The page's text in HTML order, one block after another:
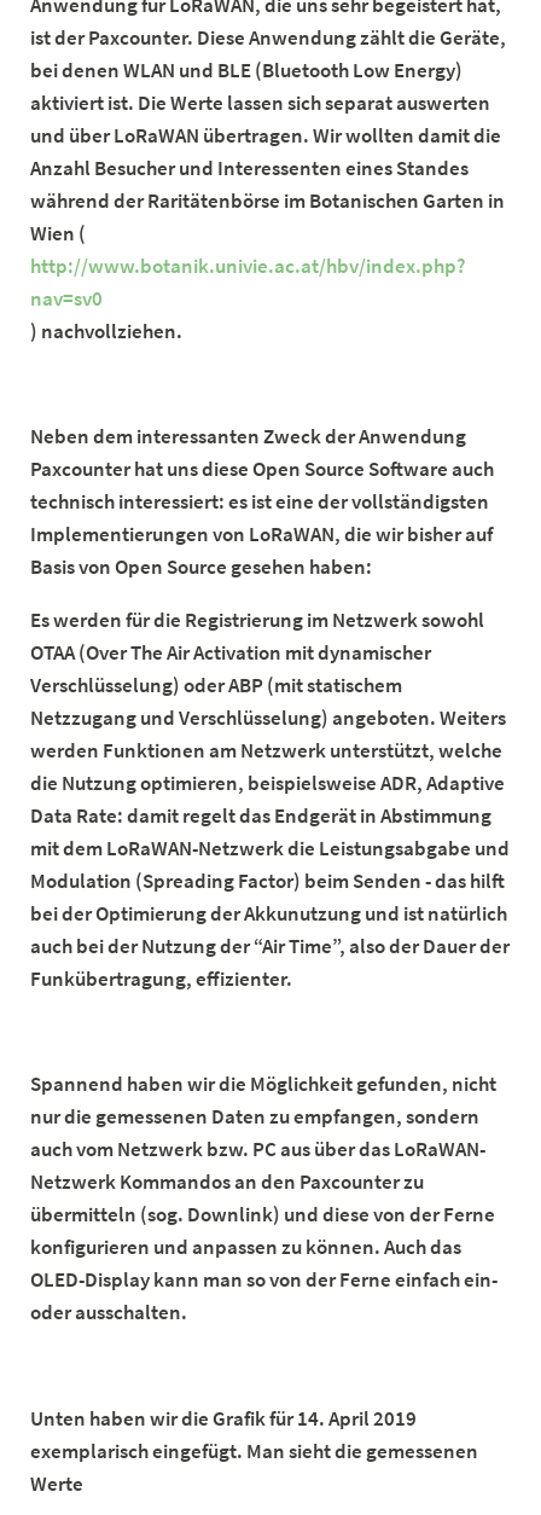
Anwendung für LoRaWAN, die uns sehr begeistert hat,
ist der Paxcounter. Diese Anwendung zählt die Geräte,
bei denen WLAN und BLE (Bluetooth Low Energy)
aktiviert ist. Die Werte lassen sich separat auswerten
und über LoRaWAN übertragen. Wir wollten damit die
Anzahl Besucher und Interessenten eines Standes
während der Raritätenbörse im Botanischen Garten in
Wien (
http://www.botanik.univie.ac.at/hbv/index.php?
nav=sv0
) nachvollziehen.
Neben dem interessanten Zweck der Anwendung
Paxcounter hat uns diese Open Source Software auch
technisch interessiert: es ist eine der vollständigsten
Implementierungen von LoRaWAN, die wir bisher auf
Basis von Open Source gesehen haben:
Es werden für die Registrierung im Netzwerk sowohl
OTAA (Over The Air Activation mit dynamischer
Verschlüsselung) oder ABP (mit statischem
Netzzugang und Verschlüsselung) angeboten. Weiters
werden Funktionen am Netzwerk unterstützt, welche
die Nutzung optimieren, beispielsweise ADR, Adaptive
Data Rate: damit regelt das Endgerät in Abstimmung
mit dem LoRaWAN-Netzwerk die Leistungsabgabe und
Modulation (Spreading Factor) beim Senden - das hilft
bei der Optimierung der Akkunutzung und ist natürlich
auch bei der Nutzung der “Air Time”, also der Dauer der
Funkübertragung, effizienter.
Spannend haben wir die Möglichkeit gefunden, nicht
nur die gemessenen Daten zu empfangen, sondern
auch vom Netzwerk bzw. PC aus über das LoRaWAN-
Netzwerk Kommandos an den Paxcounter zu
übermitteln (sog. Downlink) und diese von der Ferne
konfigurieren und anpassen zu können. Auch das
OLED-Display kann man so von der Ferne einfach ein-
oder ausschalten.
Unten haben wir die Grafik für 14. April 2019
exemplarisch eingefügt. Man sieht die gemessenen
Werte